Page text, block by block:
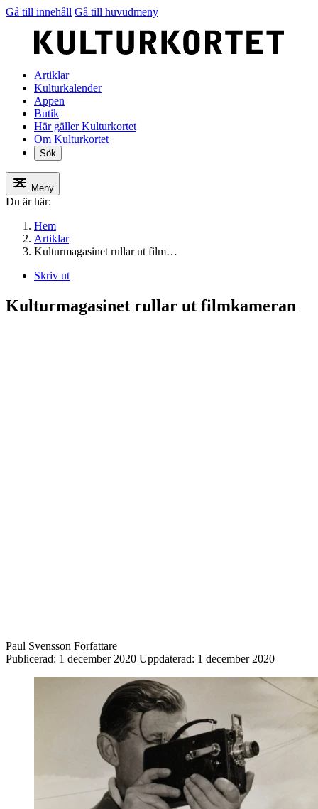
Gå till innehåll Gå till huvudmeny
Artiklar
Kulturkalender
Appen
Butik
Här gäller Kulturkortet
Om Kulturkortet
Sök
Meny
Du är här:
Hem
Artiklar
Kulturmagasinet rullar ut film…
Skriv ut
Kulturmagasinet rullar ut filmkameran
Paul Svensson Författare
Publicerad: 1 december 2020 Uppdaterad: 1 december 2020